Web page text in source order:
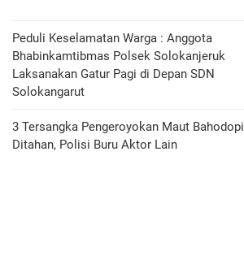
Peduli Keselamatan Warga : Anggota
Bhabinkamtibmas Polsek Solokanjeruk
Laksanakan Gatur Pagi di Depan SDN
Solokangarut
3 Tersangka Pengeroyokan Maut Bahodopi
Ditahan, Polisi Buru Aktor Lain